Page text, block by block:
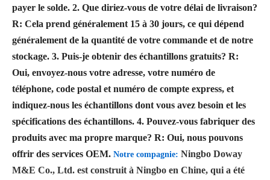
payer le solde. 2. Que diriez-vous de votre délai de livraison?
R: Cela prend généralement 15 à 30 jours, ce qui dépend
généralement de la quantité de votre commande et de notre
stockage. 3. Puis-je obtenir des échantillons gratuits? R:
Oui, envoyez-nous votre adresse, votre numéro de
téléphone, code postal et numéro de compte express, et
indiquez-nous les échantillons dont vous avez besoin et les
spécifications des échantillons. 4. Pouvez-vous fabriquer des
produits avec ma propre marque? R: Oui, nous pouvons
offrir des services OEM. Notre compagnie: Ningbo Doway
M&E Co., Ltd. est construit à Ningbo en Chine, qui a été